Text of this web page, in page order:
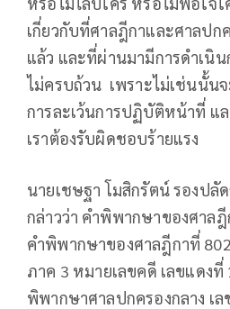
เกี่ยวกับที่ศาลฎีกาและศาลปก
แล้ว และที่ผ่านมามีการดำเนิน
ไม่ครบถ้วน เพราะไม่เช่นนั้น
การละเว้นการปฏิบัติหน้าที่ แ
เราต้องรับผิดชอบร้ายแรง
นายเชษฐา​ โมสิกรัตน์​ รองปลั
กล่าวว่า คำพิพากษาของศาล
คำพิพากษาของศาลฎีกาที่
ภาค 3 หมายเลขคดี​ เลขแดง​
พิพากษาศาลปกครองกลาง​ เ